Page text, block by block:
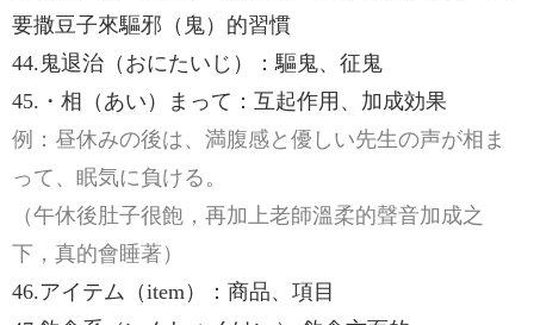
要撒豆子來驅邪（鬼）的習慣
44.鬼退治（おにたいじ）：驅鬼、征鬼
45.・相（あい）まって：互起作用、加成効果
例：昼休みの後は、満腹感と優しい先生の声が相ま
って、眠気に負ける。
（午休後肚子很飽，再加上老師溫柔的聲音加成之
下，真的會睡著）
46.アイテム（item）：商品、項目